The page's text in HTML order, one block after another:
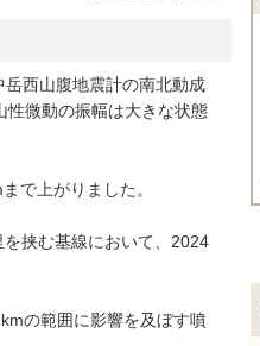
西山腹地震計の南北動成
性微動の振幅は大きな状態
で上がりました。
挟む基線において、2024
の範囲に影響を及ぼす噴